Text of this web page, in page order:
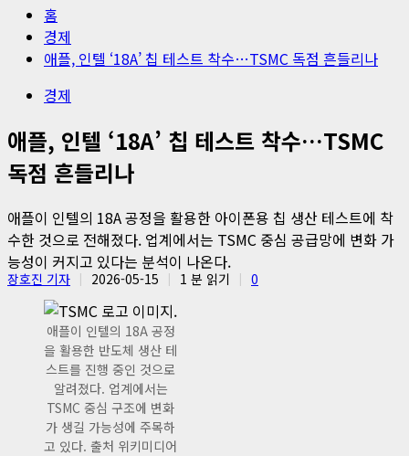
홈
경제
애플, 인텔 ‘18A’ 칩 테스트 착수…TSMC 독점 흔들리나
경제
애플, 인텔 ‘18A’ 칩 테스트 착수…TSMC
독점 흔들리나
애플이 인텔의 18A 공정을 활용한 아이폰용 칩 생산 테스트에 착
수한 것으로 전해졌다. 업계에서는 TSMC 중심 공급망에 변화 가
능성이 커지고 있다는 분석이 나온다.
장호진 기자 2026-05-15 1 분 읽기 0
애플이 인텔의 18A 공정
을 활용한 반도체 생산 테
스트를 진행 중인 것으로
알려졌다. 업계에서는
TSMC 중심 구조에 변화
가 생길 가능성에 주목하
고 있다. 출처 위키미디어